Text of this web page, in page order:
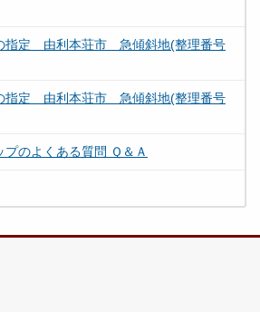
指定 由利本荘市 急傾斜地(整理番号
指定 由利本荘市 急傾斜地(整理番号
のよくある質問 Ｑ＆Ａ